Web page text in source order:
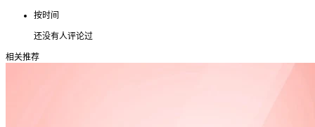
按时间
还没有人评论过
相关推荐